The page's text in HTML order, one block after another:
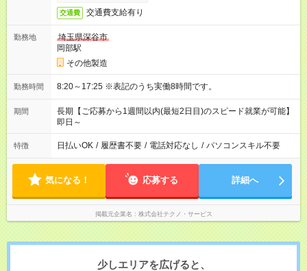
交通費 交通費支給有り
勤務地
埼玉県深谷市
岡部駅
その他製造
勤務時間 8:20～17:25 ※表記のうち実働8時間です。
期間
長期【ご応募から1週間以内(最短2日目)のスピード就業が可能】
即日～
特徴 日払いOK / 履歴書不要 / 電話対応なし / パソコンスキル不要
気になる！ 応募する 詳細へ
掲載元企業名 株式会社テクノ・サービス
少しエリアを広げると、